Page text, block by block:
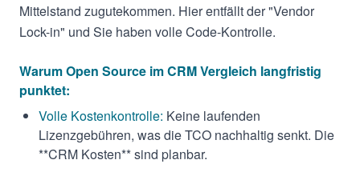
Mittelstand zugutekommen. Hier entfällt der "Vendor
Lock-in" und Sie haben volle Code-Kontrolle.
Warum Open Source im CRM Vergleich langfristig
punktet:
Volle Kostenkontrolle: Keine laufenden
Lizenzgebühren, was die TCO nachhaltig senkt. Die
**CRM Kosten** sind planbar.